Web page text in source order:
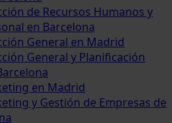
de Recursos Humanos y
en Barcelona
General en Madrid
General y Planificación
en Madrid
y Gestión de Empresas de